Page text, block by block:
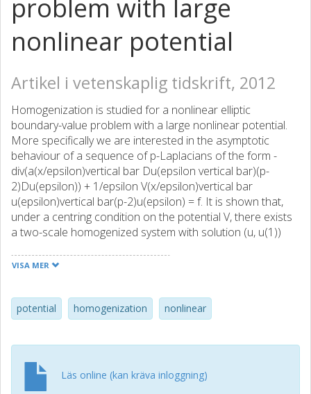
problem with large
nonlinear potential
Artikel i vetenskaplig tidskrift, 2012
Homogenization is studied for a nonlinear elliptic
boundary-value problem with a large nonlinear potential.
More specifically we are interested in the asymptotic
behaviour of a sequence of p-Laplacians of the form -
div(a(x/epsilon)vertical bar Du(epsilon vertical bar)(p-
2)Du(epsilon)) + 1/epsilon V(x/epsilon)vertical bar
u(epsilon)vertical bar(p-2)u(epsilon) = f. It is shown that,
under a centring condition on the potential V, there exists
a two-scale homogenized system with solution (u, u(1))
weakly to u in W-1,W-p and the gradients D(x)u(epsilon)
means of two-scale convergence and a new convergence
result.
VISA MER
potential homogenization nonlinear
Läs online (kan kräva inloggning)